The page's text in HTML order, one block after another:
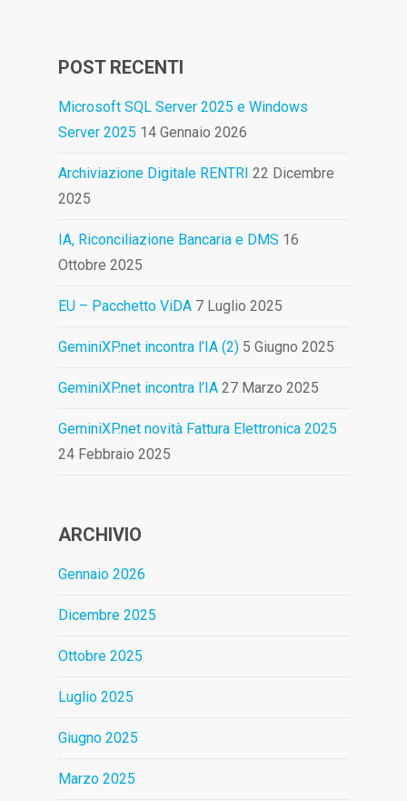
POST RECENTI
Microsoft SQL Server 2025 e Windows
Server 2025 14 Gennaio 2026
Archiviazione Digitale RENTRI 22 Dicembre
2025
IA, Riconciliazione Bancaria e DMS 16
Ottobre 2025
EU – Pacchetto ViDA 7 Luglio 2025
GeminiXP.net incontra l’IA (2) 5 Giugno 2025
GeminiXP.net incontra l’IA 27 Marzo 2025
GeminiXP.net novità Fattura Elettronica 2025
24 Febbraio 2025
ARCHIVIO
Gennaio 2026
Dicembre 2025
Ottobre 2025
Luglio 2025
Giugno 2025
Marzo 2025